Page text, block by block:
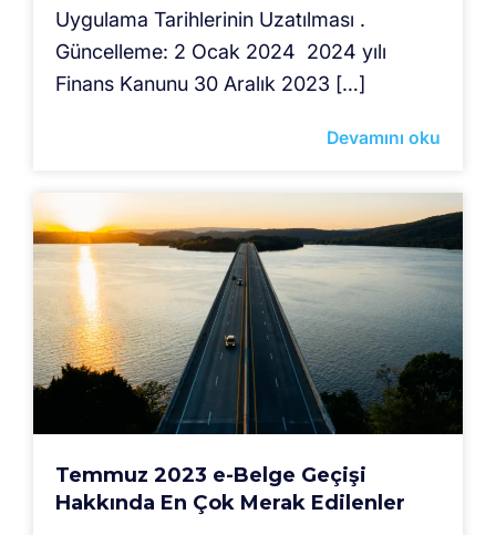
Uygulama Tarihlerinin Uzatılması .
Güncelleme: 2 Ocak 2024 2024 yılı
Finans Kanunu 30 Aralık 2023 […]
Devamını oku
Temmuz 2023 e-Belge Geçişi
Hakkında En Çok Merak Edilenler